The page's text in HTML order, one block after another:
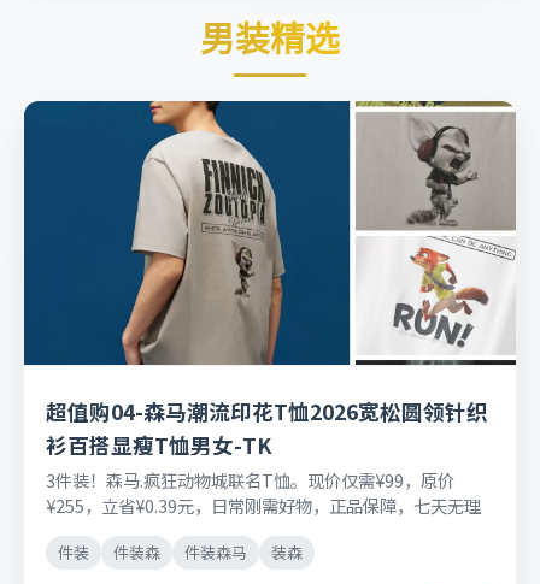
男装精选
超值购04-森马潮流印花T恤2026宽松圆领针织
衫百搭显瘦T恤男女-TK
3件装！森马.疯狂动物城联名T恤。现价仅需¥99，原价
¥255，立省¥0.39元，日常刚需好物，正品保障，七天无理
件装 件装森 件装森马 装森